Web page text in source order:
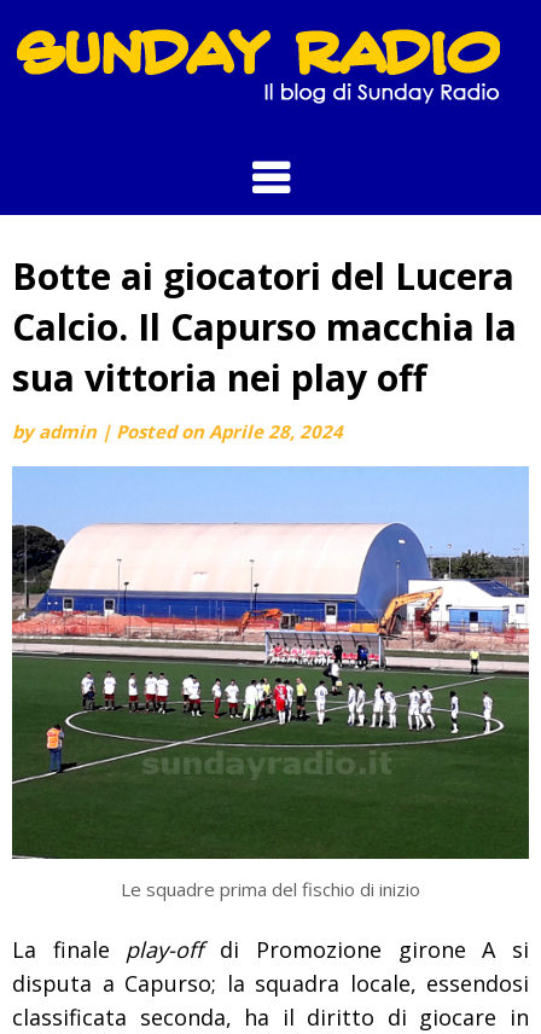
to
content
Botte ai giocatori del Lucera
Calcio. Il Capurso macchia la
sua vittoria nei play off
byadmin | Posted onAprile 28, 2024
Le squadre prima del fischio di inizio
La finale play-offdi Promozione girone A si
disputa a Capurso; la squadra locale, essendosi
classificata seconda, ha il diritto di giocare in